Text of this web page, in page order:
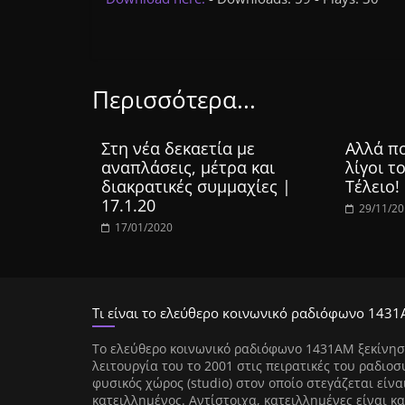
Περισσότερα...
Στη νέα δεκαετία με
αναπλάσεις, μέτρα και
διακρατικές συμμαχίες |
17.1.20
17/01/2020
Αλλά
λίγοι
29/11/
Τι είναι το ελεύθερο κοινωνικό ραδιόφωνο
Tο ελεύθερο κοινωνικό ραδιόφωνο 1431AM
λειτουργία του το 2001 στις πειρατικές του
φυσικός χώρος (studio) στον οποίο στεγάζεται
κατειλλημένος. Αντίστοιχα, κατειλλημένες είναι